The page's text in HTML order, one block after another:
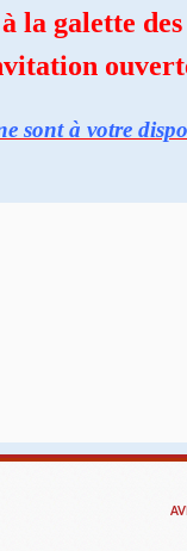
la galette
sont à votre